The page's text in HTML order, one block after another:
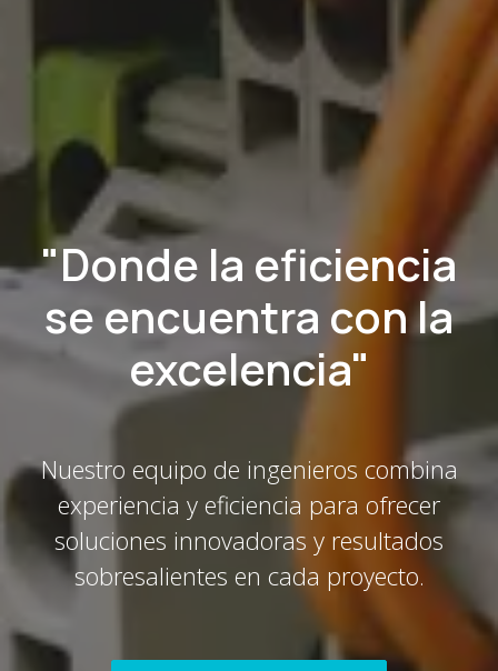
"Donde la eficiencia
se encuentra con la
excelencia"
Nuestro equipo de ingenieros combina
experiencia y eficiencia para ofrecer
soluciones innovadoras y resultados
sobresalientes en cada proyecto.